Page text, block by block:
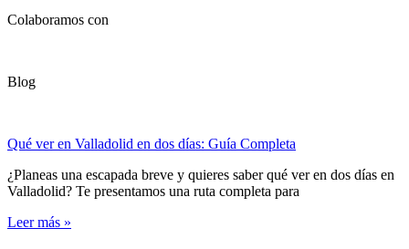
Colaboramos con
Blog
Qué ver en Valladolid en dos días: Guía Completa
¿Planeas una escapada breve y quieres saber qué ver en dos días en
Valladolid? Te presentamos una ruta completa para
Leer más »